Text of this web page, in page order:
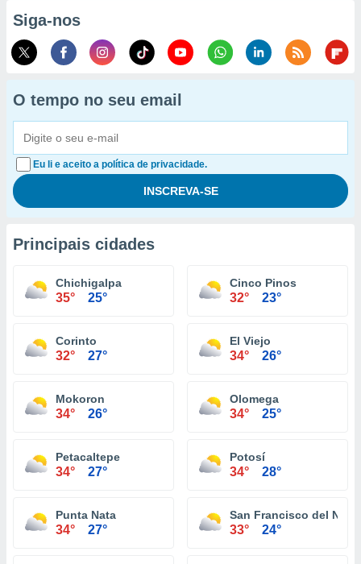
Siga-nos
O tempo no seu email
Eu li e aceito a política de privacidade.
Principais cidades
Chichigalpa
35° 25°
Cinco Pinos
32° 23°
Corinto
32° 27°
El Viejo
34° 26°
Mokoron
34° 26°
Olomega
34° 25°
Petacaltepe
34° 27°
Potosí
34° 28°
Punta Nata
34° 27°
San Francisco del Norte
33° 24°